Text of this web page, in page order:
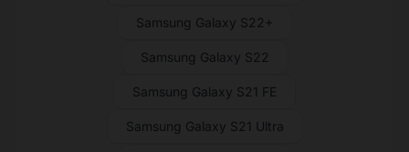
Samsung Galaxy S22+
Samsung Galaxy S22
Samsung Galaxy S21 FE
Samsung Galaxy S21 Ultra